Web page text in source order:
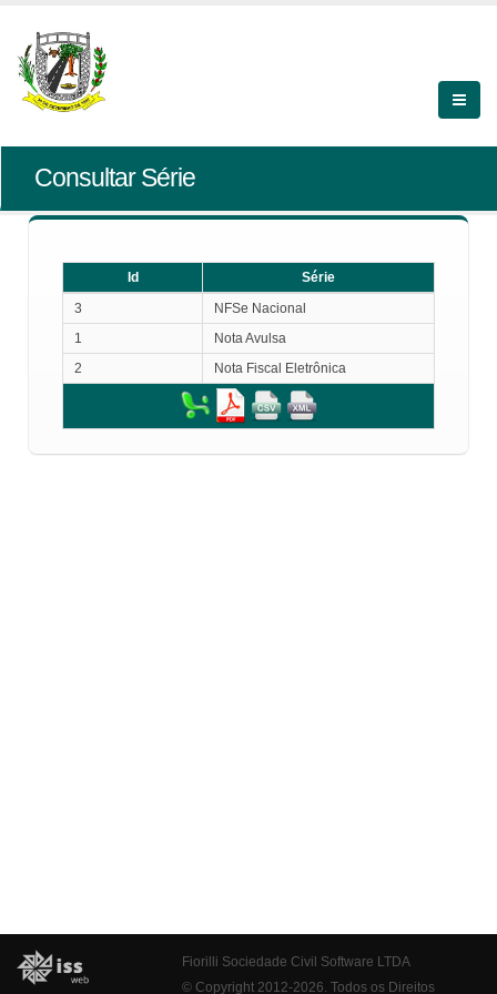
Consultar Série
Id
Série
Série
3
NFSe Nacional
1
Nota Avulsa
2
Nota Fiscal Eletrônica
Fiorilli Sociedade Civil Software LTDA
© Copyright 2012-2026. Todos os Direitos